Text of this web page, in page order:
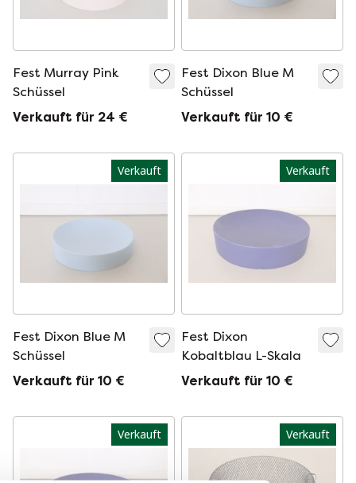
Fest Murray Pink
Schüssel
Verkauft für 24 €
Fest Dixon Blue M
Schüssel
Verkauft für 10 €
Verkauft
Fest Dixon Blue M
Schüssel
Verkauft für 10 €
Verkauft
Fest Dixon
Kobaltblau L-Skala
Verkauft für 10 €
Verkauft Verkauft